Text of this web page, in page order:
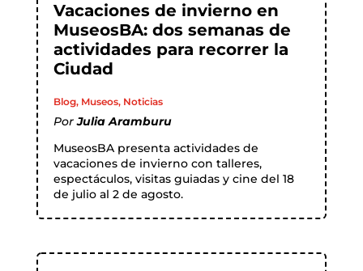
Vacaciones de invierno en
MuseosBA: dos semanas de
actividades para recorrer la
Ciudad
Blog, Museos, Noticias
PorJulia Aramburu
MuseosBA presenta actividades de
vacaciones de invierno con talleres,
espectáculos, visitas guiadas y cine del 18
de julio al 2 de agosto.